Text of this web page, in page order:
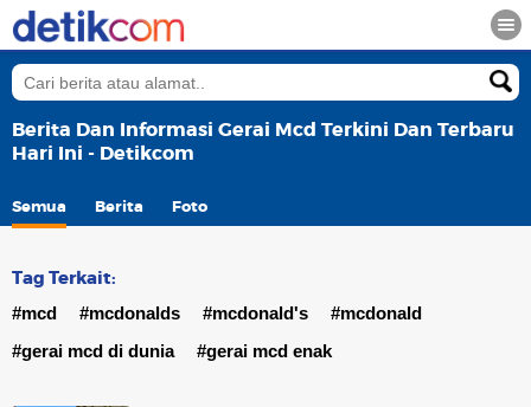
Berita Dan Informasi Gerai Mcd Terkini Dan Terbaru
Hari Ini - Detikcom
Semua Berita Foto
Tag Terkait:
#mcd #mcdonalds #mcdonald's
#mcdonald
#gerai mcd di dunia
#gerai mcd enak